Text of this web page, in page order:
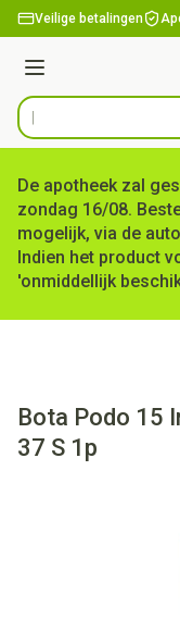
Ga naar de inhoud
Veilige betalingen
Menu
Product, merk,
De apotheek zal
zondag 16/08.
mogelijk, via de
Indien het product
'onmiddellijk
Bota Podo 15
37 S 1p